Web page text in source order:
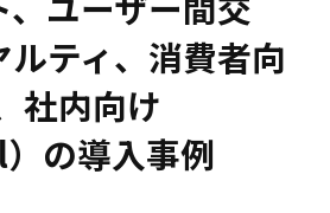
ティ、消費者向
社内向け
の導入事例